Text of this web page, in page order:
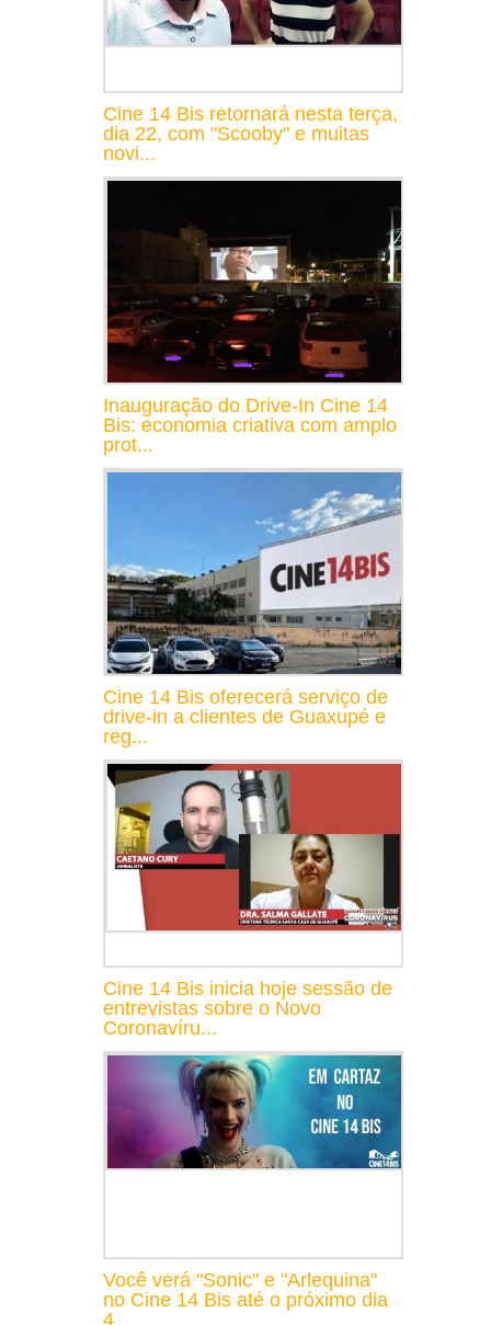
Cine 14 Bis retornará nesta terça,
dia 22, com "Scooby" e muitas
novi...
Inauguração do Drive-In Cine 14
Bis: economia criativa com amplo
prot...
Cine 14 Bis oferecerá serviço de
drive-in a clientes de Guaxupé e
reg...
Cine 14 Bis inicia hoje sessão de
entrevistas sobre o Novo
Coronavíru...
Você verá "Sonic" e "Arlequina"
no Cine 14 Bis até o próximo dia
4